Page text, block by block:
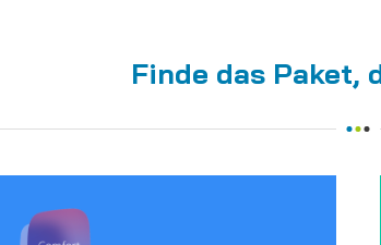
Finde das Paket,